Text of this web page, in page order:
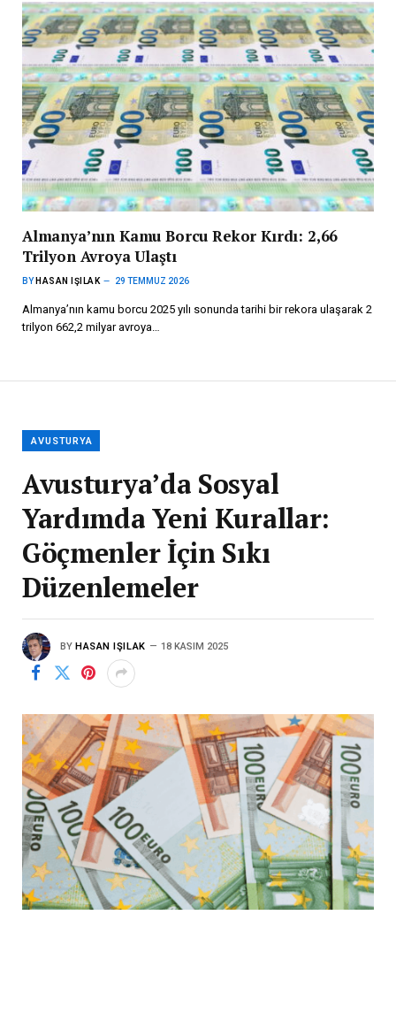
Almanya’nın Kamu Borcu Rekor Kırdı: 2,66
Trilyon Avroya Ulaştı
BY HASAN IŞILAK 29 TEMMUZ 2026
Almanya’nın kamu borcu 2025 yılı sonunda tarihi bir rekora ulaşarak 2
trilyon 662,2 milyar avroya…
AVUSTURYA
Avusturya’da Sosyal
Yardımda Yeni Kurallar:
Göçmenler İçin Sıkı
Düzenlemeler
BY HASAN IŞILAK 18 KASIM 2025